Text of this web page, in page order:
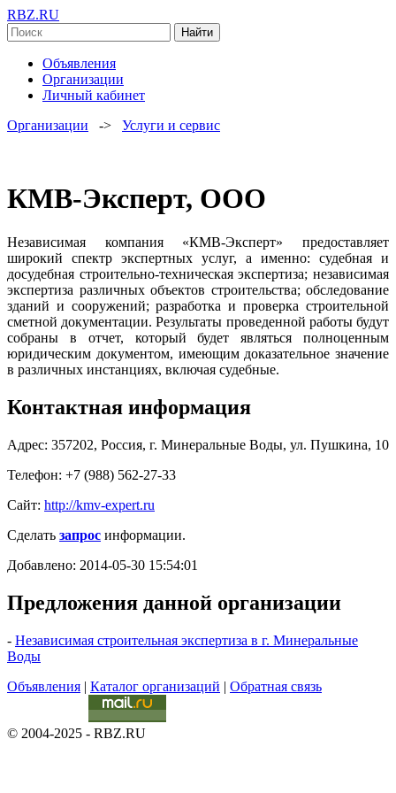
RBZ.RU
Найти
Объявления
Организации
Личный кабинет
Организации -> Услуги и сервис
КМВ-Эксперт, ООО
Независимая компания «КМВ-Эксперт» предоставляет
широкий спектр экспертных услуг, а именно: судебная и
досудебная строительно-техническая экспертиза; независимая
экспертиза различных объектов строительства; обследование
зданий и сооружений; разработка и проверка строительной
сметной документации. Результаты проведенной работы будут
собраны в отчет, который будет являться полноценным
юридическим документом, имеющим доказательное значение
в различных инстанциях, включая судебные.
Контактная информация
Адрес: 357202, Россия, г. Минеральные Воды, ул. Пушкина, 10
Телефон: +7 (988) 562-27-33
Сайт: http://kmv-expert.ru
Сделать запрос информации.
Добавлено: 2014-05-30 15:54:01
Предложения данной организации
- Независимая строительная экспертиза в г. Минеральные
Воды
Объявления | Каталог организаций | Обратная связь
© 2004-2025 - RBZ.RU